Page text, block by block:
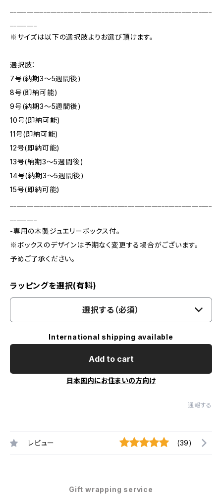
※サイズは以下の選択肢よりお選び頂けます。
選択肢：
7号(納期3～5週間後)
8号(即納可能)
9号(納期3～5週間後)
10号(即納可能)
11号(即納可能)
12号(即納可能)
13号(納期3～5週間後)
14号(納期3～5週間後)
15号(即納可能)
-専用の木製ジュエリーボックス付。
※ボックスのデザインは予期なく変更する場合がございます。
予めご了承ください。
ラッピングを選択(有料)
選択する（必須）
International shipping available
Add to cart
日本国内にお住まいの方向け
通報する
レビュー (39)
Gift wrapping service